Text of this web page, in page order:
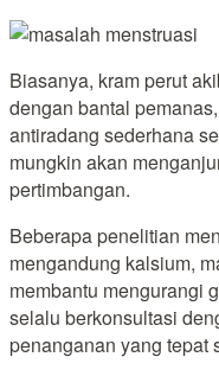
Biasanya, kram perut
dengan bantal
antiradang sederhana
mungkin akan
pertimbangan.
Beberapa penelitian
mengandung kalsium,
membantu mengurangi
selalu berkonsultasi
penanganan yang tepat